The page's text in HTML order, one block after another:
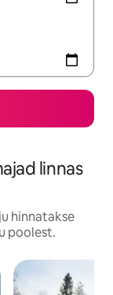
linnas
hinnatakse
poolest.